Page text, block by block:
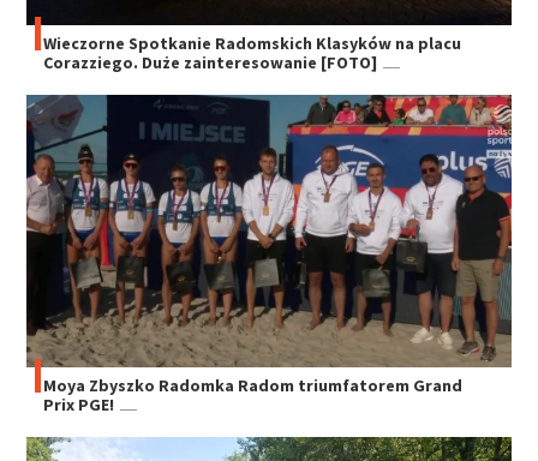
Wieczorne Spotkanie Radomskich Klasyków na placu
Corazziego. Duże zainteresowanie [FOTO]
Moya Zbyszko Radomka Radom triumfatorem Grand
Prix PGE!